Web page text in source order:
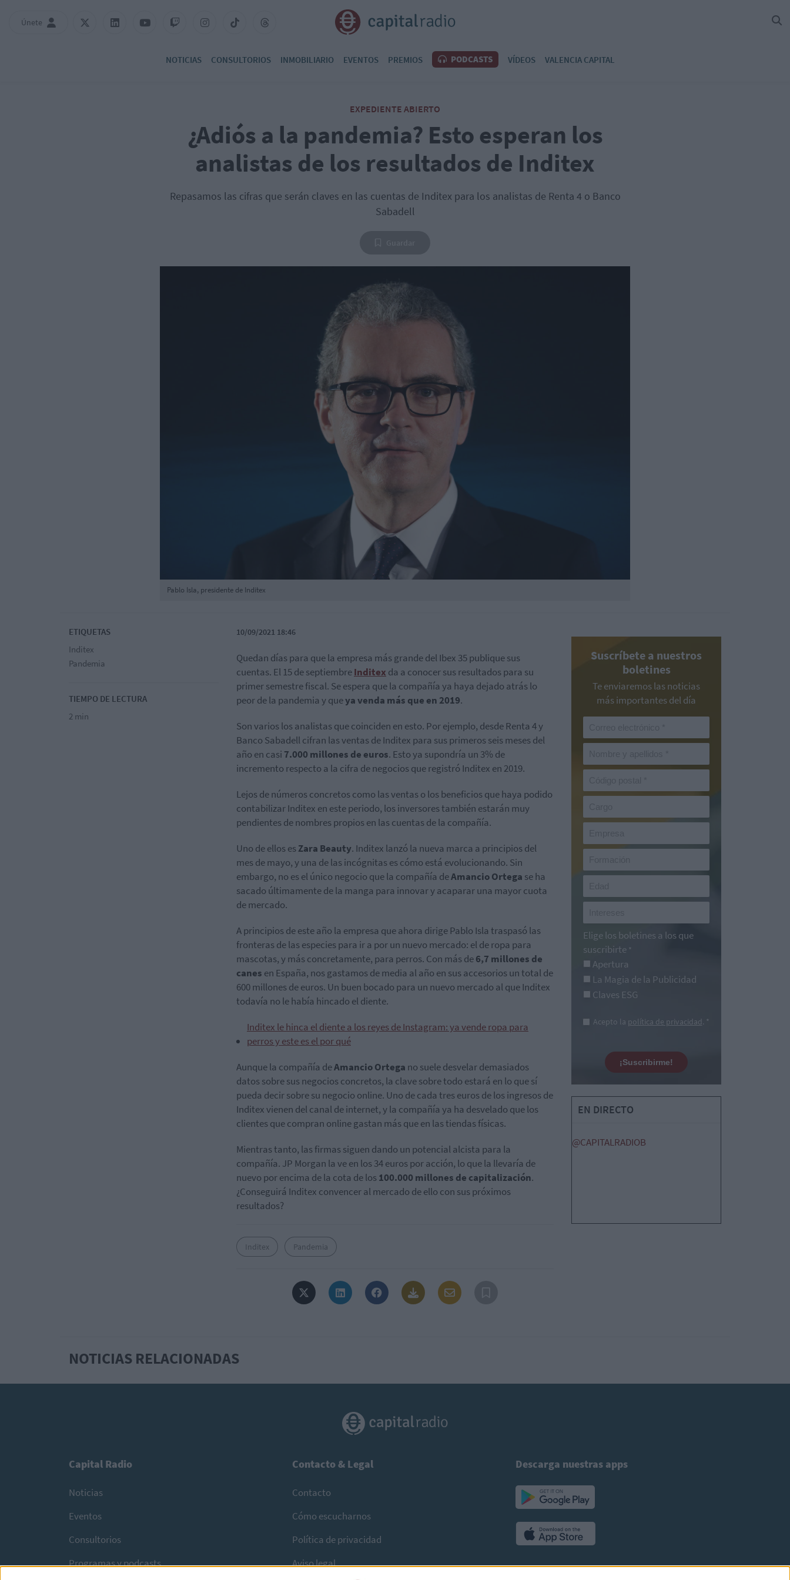
Únete
NOTICIAS CONSULTORIOS INMOBILIARIO EVENTOS PREMIOS PODCASTS VÍDEOS VALENCIA CAPITAL
EXPEDIENTE ABIERTO
¿Adiós a la pandemia? Esto esperan los
analistas de los resultados de Inditex
Repasamos las cifras que serán claves en las cuentas de Inditex para los analistas de Renta 4 o Banco
Sabadell
Pablo Isla, presidente de Inditex
ETIQUETAS
Inditex
Pandemia
TIEMPO DE LECTURA
2 min
10/09/2021 18:46
Quedan días para que la empresa más grande del Ibex 35 publique sus
cuentas. El 15 de septiembreInditex da a conocer sus resultados para su
primer semestre fiscal. Se espera que la compañía ya haya dejado atrás lo
peor de la pandemia y queya venda más que en 2019.
Son varios los analistas que coinciden en esto. Por ejemplo, desde Renta 4 y
Banco Sabadell cifran las ventas de Inditex para sus primeros seis meses del
año en casi 7.000 millones de euros. Esto ya supondría un 3% de
incremento respecto a la cifra de negocios que registró Inditex en 2019.
Lejos de números concretos como las ventas o los beneficios que haya podido
contabilizar Inditex en este periodo, los inversores también estarán muy
pendientes de nombres propios en las cuentas de la compañía.
Uno de ellos esZara Beauty. Inditex lanzó la nueva marca a principios del
mes de mayo, y una de las incógnitas es cómo está evolucionando. Sin
embargo, no es el único negocio que la compañía deAmancio Ortega se ha
sacado últimamente de la manga para innovar y acaparar una mayor cuota
de mercado.
A principios de este año la empresa que ahora dirige Pablo Isla traspasó las
fronteras de las especies para ir a por un nuevo mercado: el de ropa para
mascotas, y más concretamente, para perros. Con más de6,7 millones de
canes en España, nos gastamos de media al año en sus accesorios un total de
600 millones de euros. Un buen bocado para un nuevo mercado al que Inditex
todavía no le había hincado el diente.
Inditex le hinca el diente a los reyes de Instagram: ya vende ropa para
perros y este es el por qué
Aunque la compañía deAmancio Ortega no suele desvelar demasiados
datos sobre sus negocios concretos, la clave sobre todo estará en lo que sí
pueda decir sobre su negocio online. Uno de cada tres euros de los ingresos de
Inditex vienen del canal de internet, y la compañía ya ha desvelado que los
clientes que compran online gastan más que en las tiendas físicas.
Mientras tanto, las firmas siguen dando un potencial alcista para la
compañía. JP Morgan la ve en los 34 euros por acción, lo que la llevaría de
nuevo por encima de la cota de los100.000 millones de capitalización.
¿Conseguirá Inditex convencer al mercado de ello con sus próximos
resultados?
Inditex Pandemia
Suscríbete a nuestros
boletines
Te enviaremos las noticias
más importantes del día
Elige los boletines a los que
suscribirte *
Apertura
La Magia de la Publicidad
Claves ESG
Acepto la política de privacidad. *
¡Suscribirme!
EN DIRECTO
@CAPITALRADIOB
NOTICIAS RELACIONADAS
Capital Radio
Noticias
Eventos
Consultorios
Programas y podcasts
Contacto & Legal
Contacto
Cómo escucharnos
Política de privacidad
Aviso legal
Descarga nuestras apps